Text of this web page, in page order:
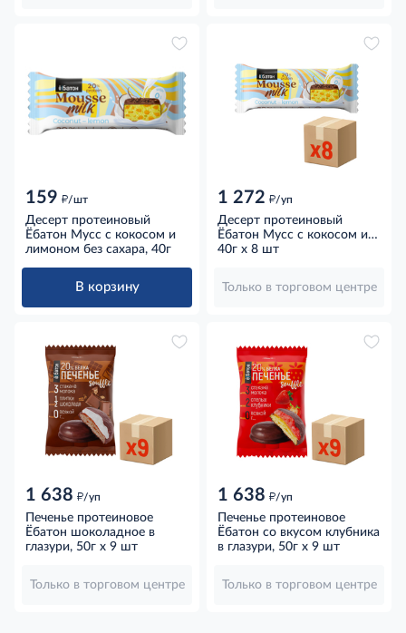
159 д/шт
Десерт протеиновый
Ёбатон Мусс с кокосом и
лимоном без сахара, 40г
В корзину
1 272 д/уп
Десерт протеиновый
Ёбатон Мусс с кокосом и
лимоном без сахара, 40г x
40г x 8 шт
Только в торговом центре
1 638 д/уп
Печенье протеиновое
Ёбатон шоколадное в
глазури, 50г х 9 шт
Только в торговом центре
1 638 д/уп
Печенье протеиновое
Ёбатон со вкусом клубника
в глазури, 50г х 9 шт
Только в торговом центре